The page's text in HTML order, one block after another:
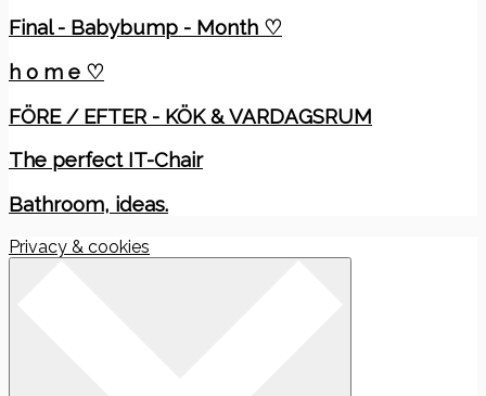
Final - Babybump - Month ♡
h o m e ♡
FÖRE / EFTER - KÖK & VARDAGSRUM
The perfect IT-Chair
Bathroom, ideas.
Privacy & cookies